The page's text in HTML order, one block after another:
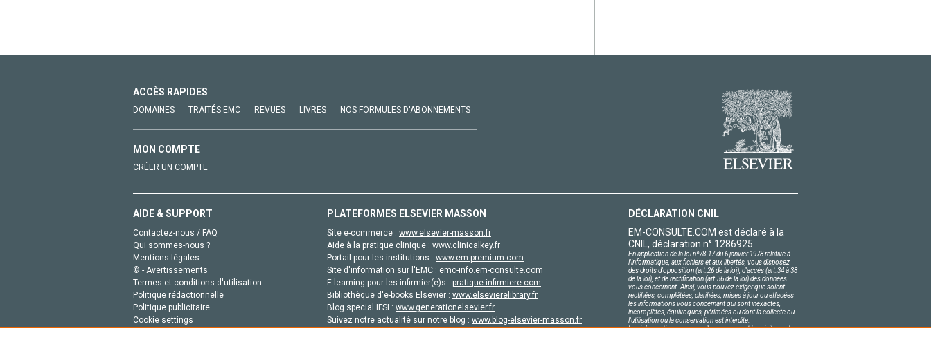
ACCÈS RAPIDES
DOMAINES TRAITÉS EMC REVUES LIVRES NOS FORMULES D'ABONNEMENTS
MON COMPTE
CRÉER UN COMPTE
AIDE & SUPPORT
Contactez-nous / FAQ
Qui sommes-nous ?
Mentions légales
© - Avertissements
Termes et conditions d'utilisation
Politique rédactionnelle
Politique publicitaire
Cookie settings
PLATEFORMES ELSEVIER MASSON
Site e-commerce : www.elsevier-masson.fr
Aide à la pratique clinique : www.clinicalkey.fr
Portail pour les institutions : www.em-premium.com
Site d'information sur l'EMC : emc-info.em-consulte.com
E-learning pour les infirmier(e)s : pratique-infirmiere.com
Bibliothèque d'e-books Elsevier : www.elsevierelibrary.fr
Blog special IFSI : www.generationelsevier.fr
Suivez notre actualité sur notre blog : www.blog-elsevier-masson.fr
DÉCLARATION CNIL
EM-CONSULTE.COM est déclaré à la
CNIL, déclaration n° 1286925.
En application de la loi nº78-17 du 6 janvier 1978 relative à
l'informatique, aux fichiers et aux libertés, vous disposez
des droits d'opposition (art.26 de la loi), d'accès (art.34 à 38
de la loi), et de rectification (art.36 de la loi) des données
vous concernant. Ainsi, vous pouvez exiger que soient
rectifiées, complétées, clarifiées, mises à jour ou effacées
les informations vous concernant qui sont inexactes,
incomplètes, équivoques, périmées ou dont la collecte ou
l'utilisation ou la conservation est interdite.
Les informations personnelles concernant les visiteurs de